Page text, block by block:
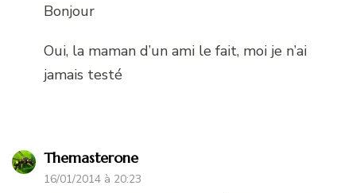
Bonjour
Oui, la maman d’un ami le fait, moi je n’ai
jamais testé
Themasterone
16/01/2014 à 20:23